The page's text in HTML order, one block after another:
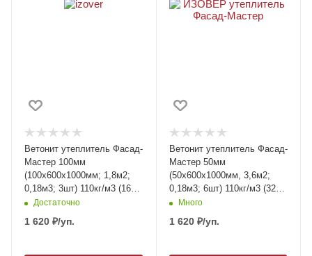
Ветонит утеплитель Фасад-
Мастер 100мм
(100х600х1000мм; 1,8м2;
0,18м3; 3шт) 110кг/м3 (16
шт/подд)
Достаточно
1 620 ₽/уп.
Ветонит утеплитель Фасад-
Мастер 50мм
(50х600х1000мм, 3,6м2;
0,18м3; 6шт) 110кг/м3 (32
шт/подд)
Много
1 620₽/уп.